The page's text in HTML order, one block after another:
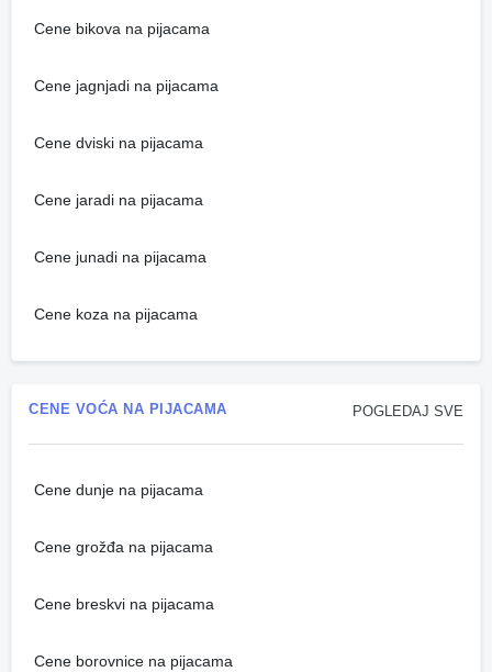
Cene bikova na pijacama
Cene jagnjadi na pijacama
Cene dviski na pijacama
Cene jaradi na pijacama
Cene junadi na pijacama
Cene koza na pijacama
POGLEDAJ SVE
CENE VOĆA NA PIJACAMA
Cene dunje na pijacama
Cene grožđa na pijacama
Cene breskvi na pijacama
Cene borovnice na pijacama